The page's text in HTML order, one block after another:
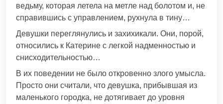
ведьму, которая летела на метле над болотом и, не
справившись с управлением, рухнула в тину…
Девушки переглянулись и захихикали. Они, порой,
относились к Катерине с легкой надменностью и
снисходительностью…
В их поведении не было откровенно злого умысла.
Просто они считали, что девушка, прибывшая из
маленького городка, не дотягивает до уровня